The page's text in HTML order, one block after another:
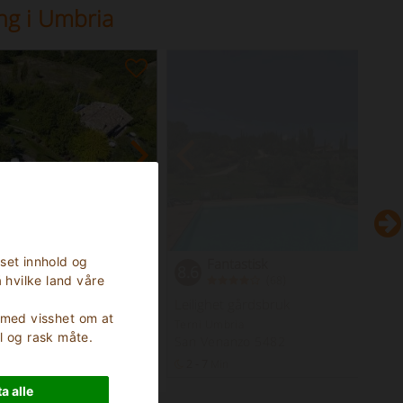
innhold og
hvilke land våre
visshet om at
og rask måte.
alle
i Umbria